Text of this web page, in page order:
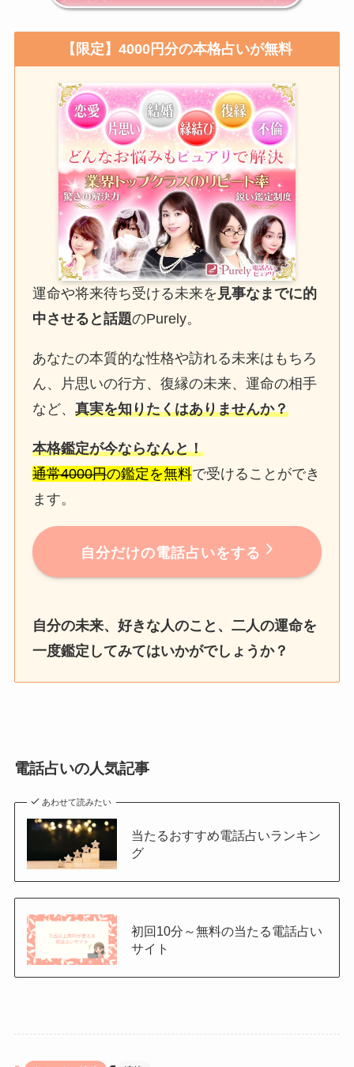
【限定】4000円分の本格占いが無料
運命や将来待ち受ける未来を 見事なまでに的
中させると話題のPurely。
あなたの本質的な性格や訪れる未来はもちろ
ん、片思いの行方、復縁の未来、運命の相手
など、真実を知りたくはありませんか？
本格鑑定が今ならなんと！
通常4000円の鑑定を無料で受けることができ
ます。
自分だけの電話占いをする
自分の未来、好きな人のこと、二人の運命を
一度鑑定してみてはいかがでしょうか？
電話占いの人気記事
あわせて読みたい
当たるおすすめ電話占いランキン
グ
初回10分～無料の当たる電話占い
サイト